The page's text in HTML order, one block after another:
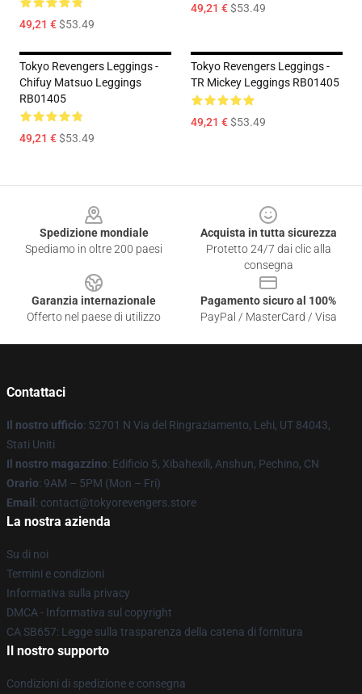
49,21 €$53.49
49,21 €$53.49
Tokyo Revengers Leggings -
Chifuy Matsuo Leggings
RB01405
49,21 €$53.49
Tokyo Revengers Leggings -
TR Mickey Leggings RB01405
49,21 €$53.49
Spedizione mondiale
Spediamo in oltre 200 paesi
Acquista in tutta sicurezza
Protetto 24/7 dai clic alla
consegna
Garanzia internazionale
Offerto nel paese di utilizzo
Pagamento sicuro al 100%
PayPal / MasterCard / Visa
Contattaci
Il nostro ufficio: 52701 N Via del Ringraziamento, Lehi, UT 84043,
Stati Uniti
Il nostro magazzino: Edificio 5, Xibahexili, Anshun, Pechino, CN
Orario: 9AM – 5PM (Mon – Fri)
Email : contact@tokyorevengers.store
La nostra azienda
Su di noi
Termini e condizioni
Informativa sulla privacy
DMCA - Informativa sul copyright
CA SB657: Legge sulla trasparenza della catena di fornitura
Il nostro supporto
Condizioni di spedizione e consegna